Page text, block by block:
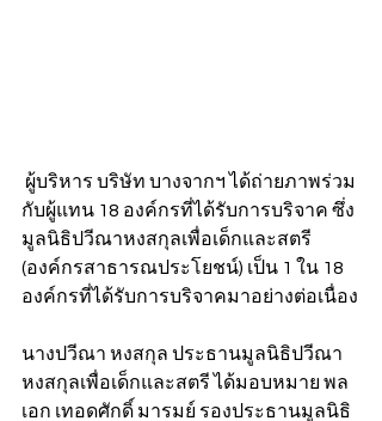
ผู้บริหาร บริษัท บางจากฯ ได้ถ่ายภาพร่วม
กับผู้แทน 18 องค์กรที่ได้รับการบริจาค ซึ่ง
มูลนิธิปวีณาหงสกุลเพื่อเด็กและสตรี
(องค์กรสาธารณประโยชน์) เป็น 1 ใน 18
องค์กรที่ได้รับการบริจาคมาอย่างต่อเนื่อง
นางปวีณา หงสกุล ประธานมูลนิธิปวีณา
หงสกุลเพื่อเด็กและสตรี ได้มอบหมาย พล
เอก เทอดศักดิ์ มารมย์ รองประธานมูลนิธิ